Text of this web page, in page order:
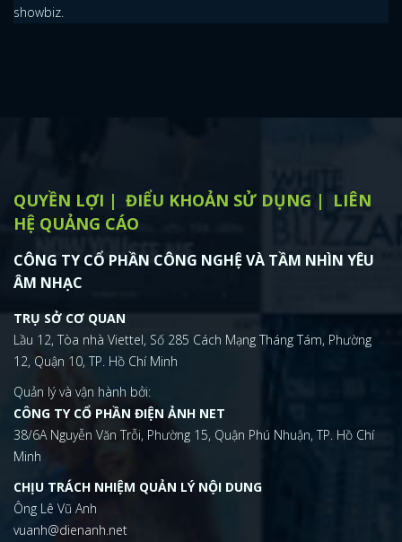
showbiz.
QUYỀN LỢI ĐIỂU KHOẢN SỬ DỤNG
LIÊN
HỆ QUẢNG CÁO
CÔNG TY CỔ PHẦN CÔNG NGHỆ VÀ TẦM NHÌN YÊU
ÂM NHẠC
TRỤ SỞ CƠ QUAN
Lầu 12, Tòa nhà Viettel, Số 285 Cách Mạng Tháng Tám, Phường
12, Quận 10, TP. Hồ Chí Minh
Quản lý và vận hành bởi:
CÔNG TY CỔ PHẦN ĐIỆN ẢNH NET
38/6A Nguyễn Văn Trỗi, Phường 15, Quận Phú Nhuận, TP. Hồ Chí
Minh
CHỊU TRÁCH NHIỆM QUẢN LÝ NỘI DUNG
Ông Lê Vũ Anh
vuanh@dienanh.net